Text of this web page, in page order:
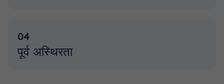
04
पूर्व अस्थिरता